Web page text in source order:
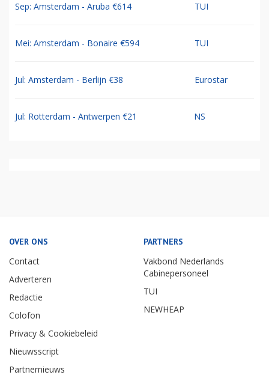
Sep: Amsterdam - Aruba €614 TUI
Mei: Amsterdam - Bonaire €594 TUI
Jul: Amsterdam - Berlijn €38 Eurostar
Jul: Rotterdam - Antwerpen €21 NS
OVER ONS
Contact
Adverteren
Redactie
Colofon
Privacy & Cookiebeleid
Nieuwsscript
Partnernieuws
PARTNERS
Vakbond Nederlands
Cabinepersoneel
TUI
NEWHEAP